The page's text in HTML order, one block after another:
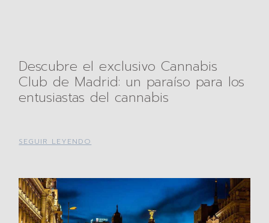
Descubre el exclusivo Cannabis
Club de Madrid: un paraíso para los
entusiastas del cannabis
SEGUIR LEYENDO